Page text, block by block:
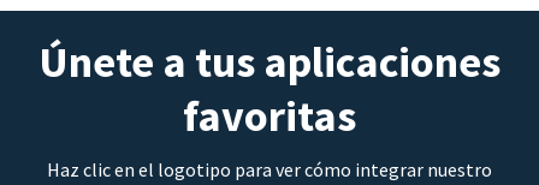
Únete a tus aplicaciones
favoritas
Haz clic en el logotipo para ver cómo integrar nuestro